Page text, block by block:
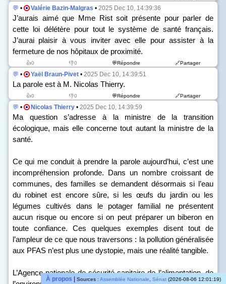
💬 • Valérie Bazin-Malgras • 2025 Dec 10, 14:39:36
J’aurais aimé que Mme Rist soit présente pour parler de
cette loi délétère pour tout le système de santé français.
J’aurai plaisir à vous inviter avec elle pour assister à la
fermeture de nos hôpitaux de proximité.
👍0 👎0 💬Répondre 🔗Partager
💬 • Yaël Braun-Pivet • 2025 Dec 10, 14:39:51
La parole est à M. Nicolas Thierry.
👍0 👎0 💬Répondre 🔗Partager
💬 • Nicolas Thierry • 2025 Dec 10, 14:39:59
Ma question s’adresse à la ministre de la transition
écologique, mais elle concerne tout autant la ministre de la
santé.
Ce qui me conduit à prendre la parole aujourd’hui, c’est une
incompréhension profonde. Dans un nombre croissant de
communes, des familles se demandent désormais si l’eau
du robinet est encore sûre, si les œufs du jardin ou les
légumes cultivés dans le potager familial ne présentent
aucun risque ou encore si on peut préparer un biberon en
toute confiance. Ces quelques exemples disent tout de
l’ampleur de ce que nous traversons : la pollution généralisée
aux PFAS n’est plus une dystopie, mais une réalité tangible.
L’Agence nationale de sécurité sanitaire de l’alimentation, de
À propos Sources : Assemblée Nationale Sénat (2026-08-06 12:01:19)